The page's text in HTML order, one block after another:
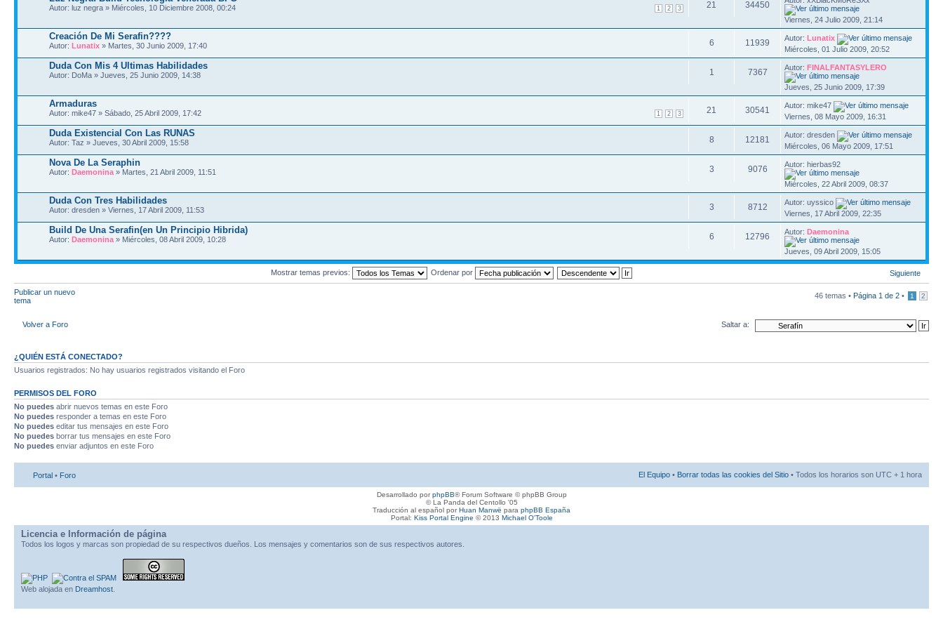
1 2 3
Autor: luz negra » Miércoles, 10 Diciembre 2008, 00:24 21 34450
Viernes, 24 Julio 2009, 21:14
Creación De Mi Serafin????
Autor: Lunatix » Martes, 30 Junio 2009, 17:40 6 11939 Autor:Lunatix
Miércoles, 01 Julio 2009, 20:52
Duda Con Mis 4 Ultimas Habilidades
Autor: DoMa » Jueves, 25 Junio 2009, 14:38 1 7367 Autor:FINALFANTASYLERO
Jueves, 25 Junio 2009, 17:39
Armaduras
1 2 3
Autor: mike47 » Sábado, 25 Abril 2009, 17:42 21 30541
Autor: mike47
Viernes, 08 Mayo 2009, 16:31
Duda Existencial Con Las RUNAS
Autor: Taz » Jueves, 30 Abril 2009, 15:58 8 12181
Autor: dresden
Miércoles, 06 Mayo 2009, 17:51
Nova De La Seraphin
Autor: Daemonina » Martes, 21 Abril 2009, 11:51 3 9076 Autor: hierbas92
Miércoles, 22 Abril 2009, 08:37
Duda Con Tres Habilidades
Autor: dresden » Viernes, 17 Abril 2009, 11:53 3 8712
Autor: uyssico
Viernes, 17 Abril 2009, 22:35
Build De Una Serafin(en Un Principio Hibrida)
Autor: Daemonina » Miércoles, 08 Abril 2009, 10:28 6 12796 Autor:Daemonina
Jueves, 09 Abril 2009, 15:05
Siguiente
Mostrar temas previos: Ordenar por
Publicar un nuevo
tema
46 temas • Página 1 de 2 • 1 2
Volver a Foro Saltar a:
¿QUIÉN ESTÁ CONECTADO?
Usuarios registrados: No hay usuarios registrados visitando el Foro
PERMISOS DEL FORO
No puedes abrir nuevos temas en este Foro
No puedes responder a temas en este Foro
No puedes editar tus mensajes en este Foro
No puedes borrar tus mensajes en este Foro
No puedes enviar adjuntos en este Foro
Portal • Foro El Equipo • Borrar todas las cookies del Sitio • Todos los horarios son UTC + 1 hora
Desarrollado porphpBB® Forum Software © phpBB Group
© La Panda del Centollo '05
Traducción al español porHuan Manwë para phpBB España
Portal: Kiss Portal Engine © 2013 Michael O'Toole
Licencia e Información de página
Todos los logos y marcas son propiedad de su respectivos dueños. Los mensajes y comentarios son de sus respectivos autores.
Web alojada en Dreamhost